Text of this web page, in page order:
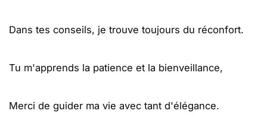
Dans tes conseils, je trouve toujours du réconfort.
Tu m'apprends la patience et la bienveillance,
Merci de guider ma vie avec tant d'élégance.